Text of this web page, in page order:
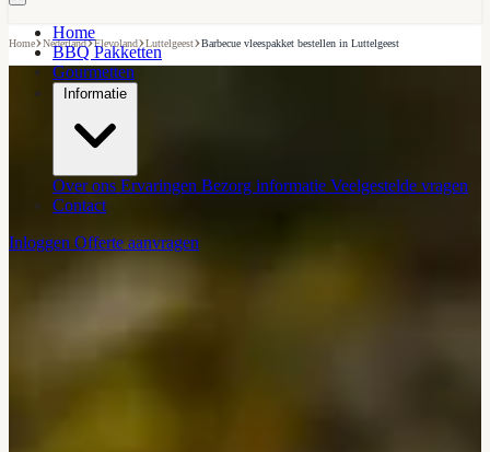
Home
BBQ Pakketten
Gourmetten
Informatie
Over ons Ervaringen Bezorg informatie Veelgestelde vragen
Contact
Inloggen Offerte aanvragen
Home›Nederland›Flevoland›Luttelgeest›Barbecue vleespakket bestellen in Luttelgeest